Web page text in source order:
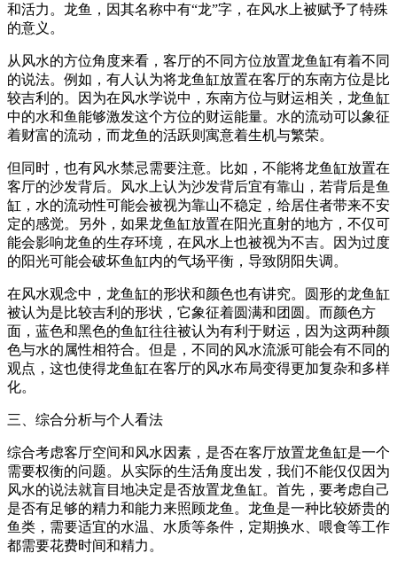
和活力。龙鱼，因其名称中有“龙”字，在风水上被赋予了特殊
的意义。
从风水的方位角度来看，客厅的不同方位放置龙鱼缸有着不同
的说法。例如，有人认为将龙鱼缸放置在客厅的东南方位是比
较吉利的。因为在风水学说中，东南方位与财运相关，龙鱼缸
中的水和鱼能够激发这个方位的财运能量。水的流动可以象征
着财富的流动，而龙鱼的活跃则寓意着生机与繁荣。
但同时，也有风水禁忌需要注意。比如，不能将龙鱼缸放置在
客厅的沙发背后。风水上认为沙发背后宜有靠山，若背后是鱼
缸，水的流动性可能会被视为靠山不稳定，给居住者带来不安
定的感觉。另外，如果龙鱼缸放置在阳光直射的地方，不仅可
能会影响龙鱼的生存环境，在风水上也被视为不吉。因为过度
的阳光可能会破坏鱼缸内的气场平衡，导致阴阳失调。
在风水观念中，龙鱼缸的形状和颜色也有讲究。圆形的龙鱼缸
被认为是比较吉利的形状，它象征着圆满和团圆。而颜色方
面，蓝色和黑色的鱼缸往往被认为有利于财运，因为这两种颜
色与水的属性相符合。但是，不同的风水流派可能会有不同的
观点，这也使得龙鱼缸在客厅的风水布局变得更加复杂和多样
化。
三、综合分析与个人看法
综合考虑客厅空间和风水因素，是否在客厅放置龙鱼缸是一个
需要权衡的问题。从实际的生活角度出发，我们不能仅仅因为
风水的说法就盲目地决定是否放置龙鱼缸。首先，要考虑自己
是否有足够的精力和能力来照顾龙鱼。龙鱼是一种比较娇贵的
鱼类，需要适宜的水温、水质等条件，定期换水、喂食等工作
都需要花费时间和精力。